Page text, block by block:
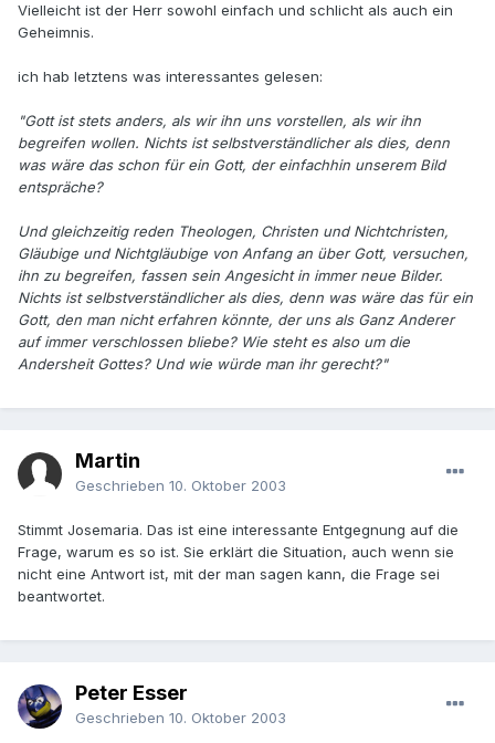
Vielleicht ist der Herr sowohl einfach und schlicht als auch ein
Geheimnis.
ich hab letztens was interessantes gelesen:
"Gott ist stets anders, als wir ihn uns vorstellen, als wir ihn
begreifen wollen. Nichts ist selbstverständlicher als dies, denn
was wäre das schon für ein Gott, der einfachhin unserem Bild
entspräche?
Und gleichzeitig reden Theologen, Christen und Nichtchristen,
Gläubige und Nichtgläubige von Anfang an über Gott, versuchen,
ihn zu begreifen, fassen sein Angesicht in immer neue Bilder.
Nichts ist selbstverständlicher als dies, denn was wäre das für ein
Gott, den man nicht erfahren könnte, der uns als Ganz Anderer
auf immer verschlossen bliebe? Wie steht es also um die
Andersheit Gottes? Und wie würde man ihr gerecht?"
Martin
Geschrieben 10. Oktober 2003
Stimmt Josemaria. Das ist eine interessante Entgegnung auf die
Frage, warum es so ist. Sie erklärt die Situation, auch wenn sie
nicht eine Antwort ist, mit der man sagen kann, die Frage sei
beantwortet.
Peter Esser
Geschrieben 10. Oktober 2003